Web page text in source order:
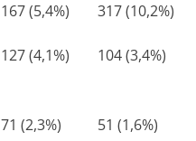
167 (5,4%) 317 (10,2%)
127 (4,1%) 104 (3,4%)
71 (2,3%) 51 (1,6%)